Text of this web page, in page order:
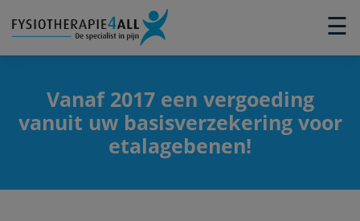
☰
×
Vanaf 2017 een vergoeding
vanuit uw basisverzekering voor
etalagebenen!